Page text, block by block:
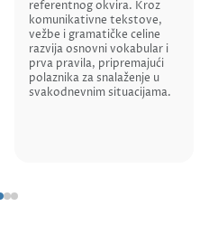
referentnog okvira. Kroz
komunikativne tekstove,
vežbe i gramatičke celine
razvija osnovni vokabular i
prva pravila, pripremajući
polaznika za snalaženje u
svakodnevnim situacijama.